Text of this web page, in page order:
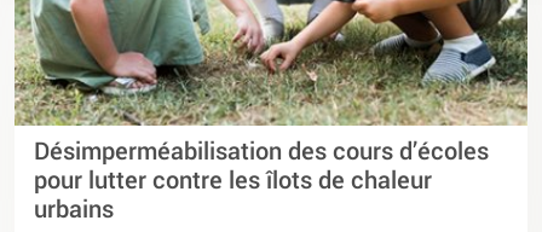
Désimperméabilisation des cours d’écoles
pour lutter contre les îlots de chaleur
urbains